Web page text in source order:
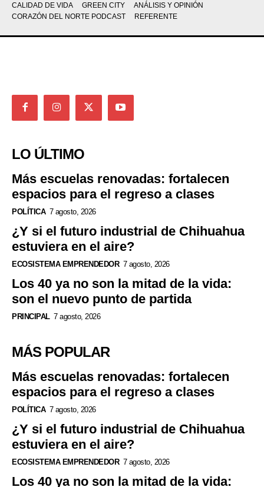
CALIDAD DE VIDA
GREEN CITY
ANÁLISIS Y OPINIÓN
CORAZÓN DEL NORTE PODCAST
REFERENTE
LO ÚLTIMO
Más escuelas renovadas: fortalecen
espacios para el regreso a clases
POLÍTICA 7 agosto, 2026
¿Y si el futuro industrial de Chihuahua
estuviera en el aire?
ECOSISTEMA EMPRENDEDOR 7 agosto, 2026
Los 40 ya no son la mitad de la vida:
son el nuevo punto de partida
PRINCIPAL 7 agosto, 2026
MÁS POPULAR
Más escuelas renovadas: fortalecen
espacios para el regreso a clases
POLÍTICA 7 agosto, 2026
¿Y si el futuro industrial de Chihuahua
estuviera en el aire?
ECOSISTEMA EMPRENDEDOR 7 agosto, 2026
Los 40 ya no son la mitad de la vida: